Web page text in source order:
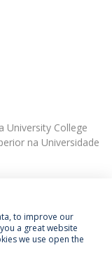
University College
na Universidade
Condições
to improve our
a great website
we use open the